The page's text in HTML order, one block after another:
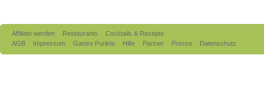
Affiliate werden Restaurants
Cocktails & Rezepte
AGB
Impressum Gastro Punkte Hilfe Partner Presse Datenschutz